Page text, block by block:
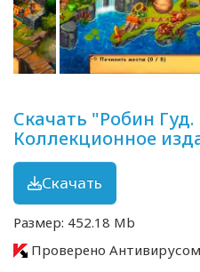
Скачать "Робин
Коллекционное
Скачать
Размер: 452.18 Mb
Проверено